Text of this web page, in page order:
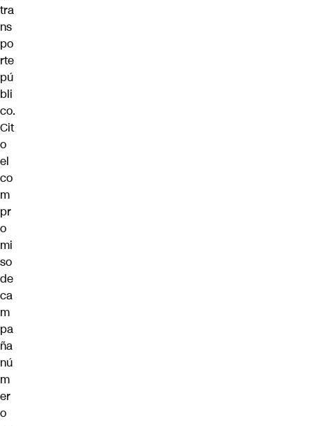
tra
ns
po
rte
pú
bli
co.
Cit
o
el
co
m
pr
o
mi
so
de
ca
m
pa
ña
nú
m
er
o